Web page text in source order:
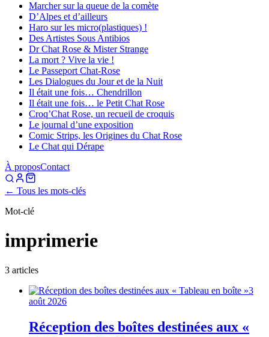
Marcher sur la queue de la comète
D’Alpes et d’ailleurs
Haro sur les micro(plastiques) !
Des Artistes Sous Antibios
Dr Chat Rose & Mister Strange
La mort ? Vive la vie !
Le Passeport Chat-Rose
Les Dialogues du Jour et de la Nuit
Il était une fois… Chendrillon
Il était une fois… le Petit Chat Rose
Croq’Chat Rose, un recueil de croquis
Le journal d’une exposition
Comic Strips, les Origines du Chat Rose
Le Chat qui Dérape
À proposContact
← Tous les mots-clés
Mot-clé
imprimerie
3 articles
3
août 2026
Réception des boîtes destinées aux «